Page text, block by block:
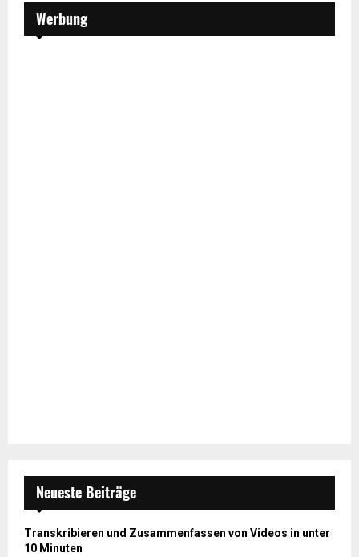
Werbung
Neueste Beiträge
Transkribieren und Zusammenfassen von Videos in unter
10 Minuten